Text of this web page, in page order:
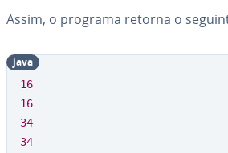
Assim, o programa retorna o
16
16
34
34
java